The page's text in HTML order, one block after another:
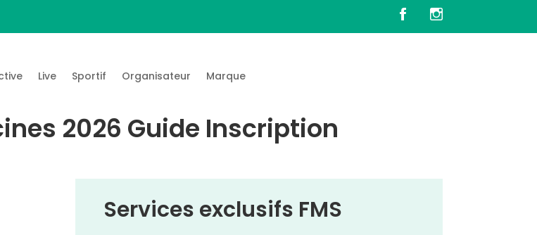
Live Sportif Organisateur Marque
2026 Guide Inscription
Services exclusifs FMS